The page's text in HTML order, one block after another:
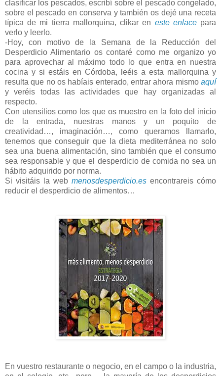
clasificar los pescados, escribí sobre el pescado congelado,
sobre el pescado en conserva y también os dejé una receta
típica de mi tierra mallorquina, clikar en este enlacepara
verlo y leerlo.
-Hoy, con motivo de la Semana de la Reducción del
Desperdicio Alimentario os contaré como me organizo yo
para aprovechar al máximo todo lo que entra en nuestra
cocina y si estáis en Córdoba, leéis a esta mallorquina y
resulta que no os habíais enterado, entrar ahora mismo aquí
y veréis todas las actividades que hay organizadas al
respecto.
Con utensilios como los que os muestro en la foto del inicio
de la entrada, nuestras manos y un poquito de
creatividad…, imaginación…, como queramos llamarlo,
tenemos que conseguir que la dieta mediterránea no solo
sea una buena alimentación, sino también que el consumo
sea responsable y que el desperdicio de comida no sea un
hábito adquirido por norma.
Si visitáis la web menosdesperdicio.es encontrareis cómo
reducir el desperdicio de alimentos…
En vuestro restaurante o negocio, en el campo o la industria,